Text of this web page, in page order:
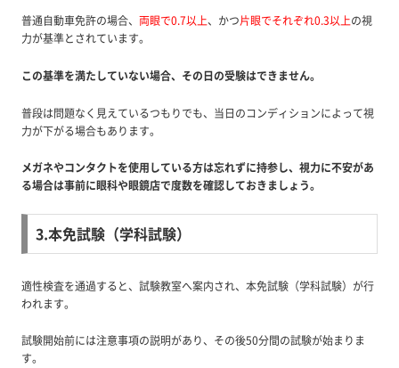
普通自動車免許の場合、 両眼で0.7以上、かつ片眼でそれぞれ0.3以上の視
力が基準とされています。
この基準を満たしていない場合、その日の受験はできません。
普段は問題なく見えているつもりでも、当日のコンディションによって視
力が下がる場合もあります。
メガネやコンタクトを使用している方は忘れずに持参し、視力に不安があ
る場合は事前に眼科や眼鏡店で度数を確認しておきましょう。
3.本免試験（学科試験）
適性検査を通過すると、試験教室へ案内され、本免試験（学科試験）が行
われます。
試験開始前には注意事項の説明があり、その後50分間の試験が始まりま
す。